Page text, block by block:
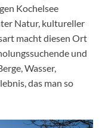
Kochelsee
Natur, kultureller
macht diesen Ort
und
Wasser,
das man so